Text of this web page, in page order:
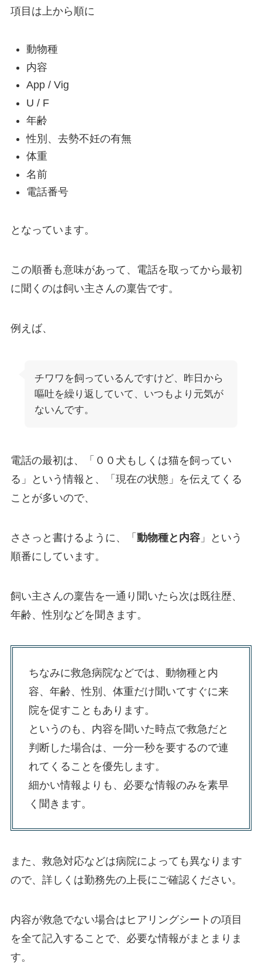
項目は上から順に
動物種
内容
App / Vig
U / F
年齢
性別、去勢不妊の有無
体重
名前
電話番号
となっています。
この順番も意味があって、電話を取ってから最初
に聞くのは飼い主さんの稟告です。
例えば、
チワワを飼っているんですけど、昨日から
嘔吐を繰り返していて、いつもより元気が
ないんです。
電話の最初は、「００犬もしくは猫を飼ってい
る」という情報と、「現在の状態」を伝えてくる
ことが多いので、
ささっと書けるように、「 動物種と内容」という
順番にしています。
飼い主さんの稟告を一通り聞いたら次は既往歴、
年齢、性別などを聞きます。
ちなみに救急病院などでは、動物種と内
容、年齢、性別、体重だけ聞いてすぐに来
院を促すこともあります。
というのも、内容を聞いた時点で救急だと
判断した場合は、一分一秒を要するので連
れてくることを優先します。
細かい情報よりも、必要な情報のみを素早
く聞きます。
また、救急対応などは病院によっても異なります
ので、詳しくは勤務先の上長にご確認ください。
内容が救急でない場合はヒアリングシートの項目
を全て記入することで、必要な情報がまとまりま
す。